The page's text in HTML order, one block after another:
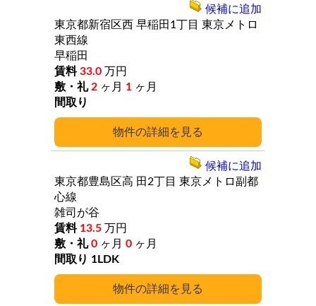
詳細
東京都新宿区西 早稲田1丁目 東京メトロ
東西線
早稲田
33.0 万円
2 ヶ月 1 ヶ月
候補に追加
詳細
東京都豊島区高 田2丁目 東京メトロ副都
心線
雑司が谷
13.5 万円
0 ヶ月 0 ヶ月
1LDK
候補に追加